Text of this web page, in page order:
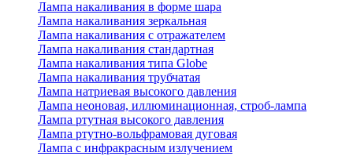
Лампа накаливания в форме шара
Лампа накаливания зеркальная
Лампа накаливания с отражателем
Лампа накаливания стандартная
Лампа накаливания типа Globe
Лампа накаливания трубчатая
Лампа натриевая высокого давления
Лампа неоновая, иллюминационная, строб-лампа
Лампа ртутная высокого давления
Лампа ртутно-вольфрамовая дуговая
Лампа с инфракрасным излучением